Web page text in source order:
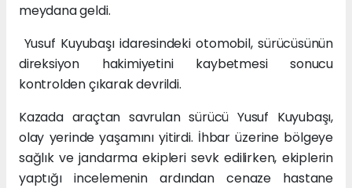
meydana geldi.
Yusuf Kuyubaşı idaresindeki otomobil, sürücüsünün
direksiyon hakimiyetini kaybetmesi sonucu
kontrolden çıkarak devrildi.
Kazada araçtan savrulan sürücü Yusuf Kuyubaşı,
olay yerinde yaşamını yitirdi. İhbar üzerine bölgeye
sağlık ve jandarma ekipleri sevk edilirken, ekiplerin
yaptığı incelemenin ardından cenaze hastane